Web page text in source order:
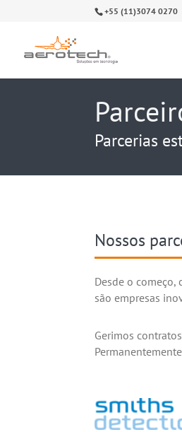
+55 (11)3074 0270
Parcerias
Nossos
Desde o
são empresas
Gerimos